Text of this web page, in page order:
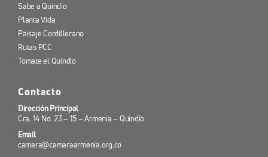
Sabe a Quindío
Planta Vida
Paisaje Cordillerano
Rutas PCC
Tomate el Quindío
Contacto
Dirección Principal
Cra. 14 No. 23 – 15 – Armenia – Quindío
Email
camara@camaraarmenia.org.co